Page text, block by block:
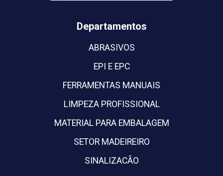
Departamentos
ABRASIVOS
EPI E EPC
FERRAMENTAS MANUAIS
LIMPEZA PROFISSIONAL
MATERIAL PARA EMBALAGEM
SETOR MADEIREIRO
SINALIZACÃO